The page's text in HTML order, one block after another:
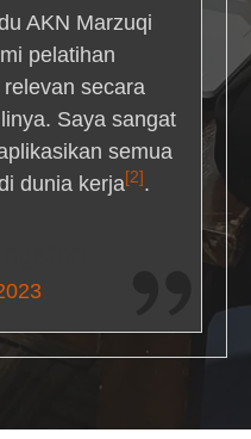
AKN Marzuqi
pelatihan
secara
Saya sangat
semua
dunia kerja[2] .